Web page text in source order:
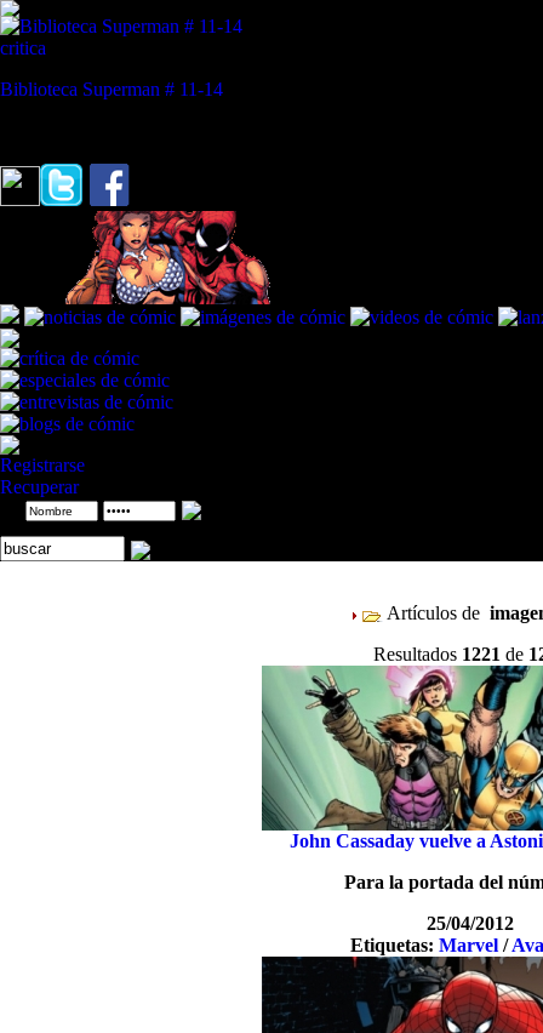
critica
Biblioteca Superman # 11-14
Registrarse
Recuperar
Artículos de
Resultados 1221 de
John Cassaday vuelve a
Para la portada del
25/04/2012
Etiquetas:Marvel /